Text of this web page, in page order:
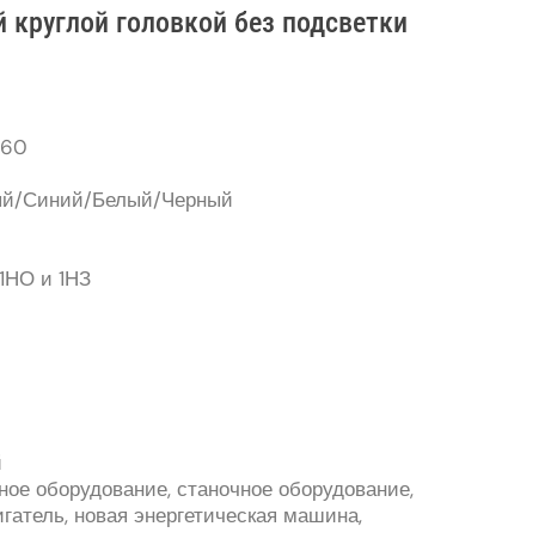
головкой без подсветки
Синий/Белый/Черный
и 1НЗ
оборудование, станочное оборудование,
новая энергетическая машина,